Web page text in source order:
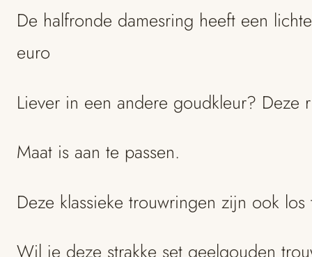
De halfronde damesring heeft een
euro
Liever in een andere goudkleur?
Maat is aan te passen.
Deze klassieke trouwringen zijn ook